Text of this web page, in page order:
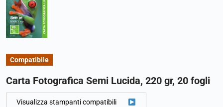
Compatibile
Carta Fotografica Semi Lucida, 220 gr, 20 fogli
Visualizza stampanti compatibili